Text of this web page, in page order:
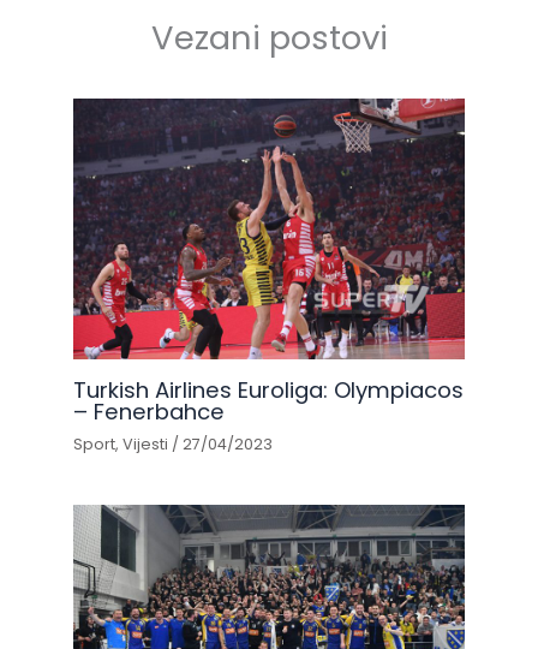
Vezani postovi
Turkish Airlines Euroliga: Olympiacos
– Fenerbahce
Sport,Vijesti /27/04/2023